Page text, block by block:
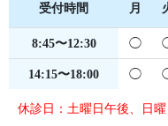
受付時間 月
8:45〜12:30 ◯
14:15〜18:00 ◯
休診日：土曜日午後、日